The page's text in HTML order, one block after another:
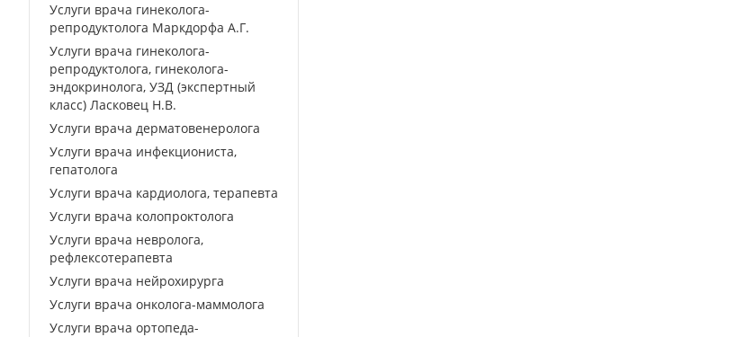
Услуги врача гинеколога-
репродуктолога Маркдорфа А.Г.
Услуги врача гинеколога-
репродуктолога, гинеколога-
эндокринолога, УЗД (экспертный
класс) Ласковец Н.В.
Услуги врача дерматовенеролога
Услуги врача инфекциониста,
гепатолога
Услуги врача кардиолога, терапевта
Услуги врача колопроктолога
Услуги врача невролога,
рефлексотерапевта
Услуги врача нейрохирурга
Услуги врача онколога-маммолога
Услуги врача ортопеда-